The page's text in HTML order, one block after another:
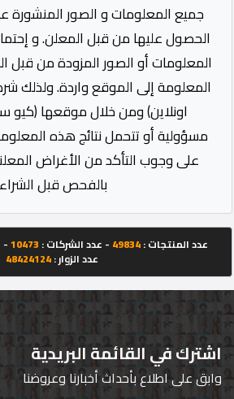
جميع المعلومات و الصور المنشورة
الحصول عليها من قبل المعلن. و
المعلومات أو الصور المزودة من قبل
المعلومة إلى الموقع واردة. ولذلك
اونلاين) ومن خلال موقعها (كيو
مسؤولية أو تتحمل نتائج هذه
على وجوب التأكد من الأغراض
بالفحص قبل
عدد المنتجات :49834 - عدد الشركات : 10473
-
عدد الزوار :48424124
اشترك في القائمة البريدية
وابق على اطلاع بأحداث أخبارنا وعروضنا